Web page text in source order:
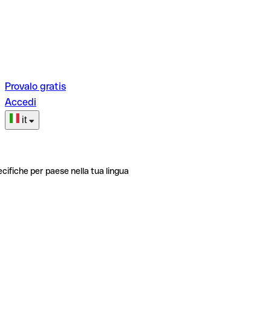
Provalo gratis
Accedi
it
per paese nella tua lingua